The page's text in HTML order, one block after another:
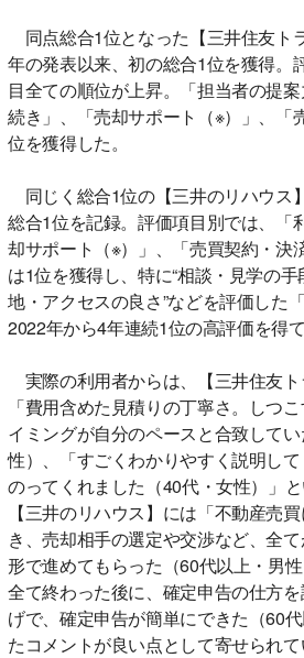
同点総合1位となった【三井住友ト
年の発表以来、初の総合1位を獲得。
目全ての順位が上昇。「担当者の提
続き」、「売却サポート（※）」、「
位を獲得した。
同じく総合1位の【三井のリハウス
総合1位を記録。評価項目別では、「
却サポート（※）」、「売買契約・決
は1位を獲得し、特に“相談・見学の手
地・アクセスの良さ”などを評価した
2022年から4年連続1位の高評価を得て
実際の利用者からは、【三井住友
「費用含めた見積りの丁寧さ。しつ
イミングが自分のペースと合致して
性）、「すごくわかりやすく説明し
のってくれました（40代・女性）」と
【三井のリハウス】には「不動産売
き、売却相手の選定や交渉など、全
形で進めてもらった（60代以上・男
全て終わった後に、確定申告の仕方
げで、確定申告が簡単にできた（60
たコメントが良い点として寄せられて